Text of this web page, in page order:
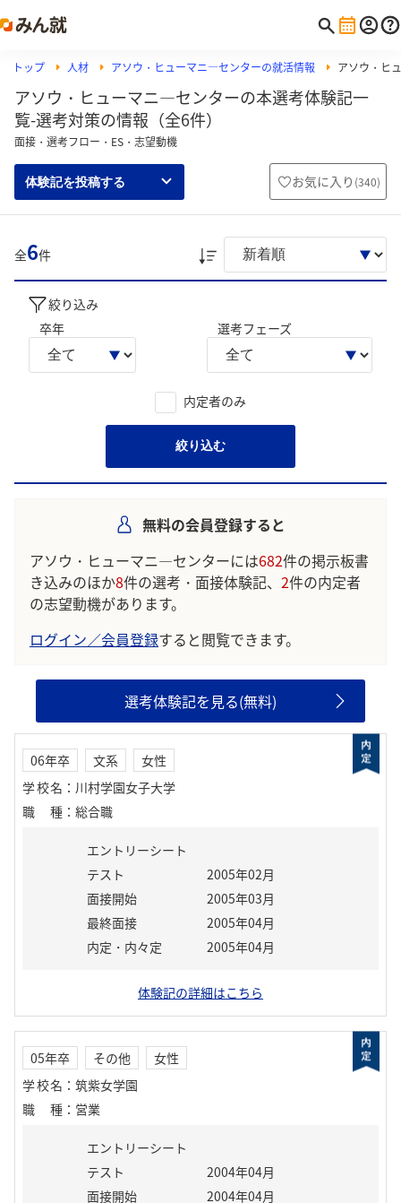
トップ 人材 アソウ・ヒューマニ―センターの就活情報 アソウ・ヒ
アソウ・ヒューマニ―センターの本選考体験記一
覧-選考対策の情報（全6件）
面接・選考フロー・ES・志望動機
体験記を投稿する お気に入り (340)
全6件
絞り込み
卒年
選考フェーズ
内定者のみ
絞り込む
無料の会員登録すると
アソウ・ヒューマニ―センターには682件の掲示板書
き込みのほか8件の選考・面接体験記、 2件の内定者
の志望動機があります。
ログイン／会員登録すると閲覧できます。
選考体験記を見る(無料)
06年卒 文系
女性
学校名 ： 川村学園女子大学
職種 ： 総合職
エントリーシート
テスト
2005年02月
面接開始
2005年03月
最終面接
2005年04月
内定・内々定
2005年04月
体験記の詳細はこちら
05年卒 その他
女性
学校名 ： 筑紫女学園
職種 ： 営業
エントリーシート
テスト
2004年04月
面接開始
2004年04月